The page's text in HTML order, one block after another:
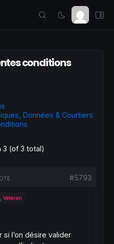
conditions
Données & Courtiers
3 (of 3 total)
#5793
Veteran
l’on désire valider